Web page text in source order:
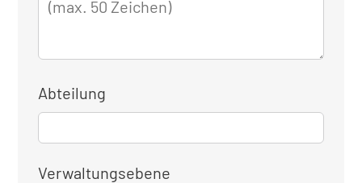
Abteilung
Verwaltungsebene